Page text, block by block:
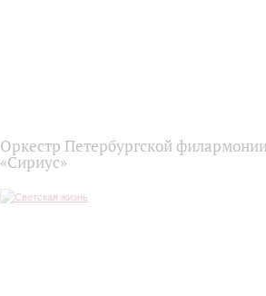
Оркестр Петербургской
«Сириус»